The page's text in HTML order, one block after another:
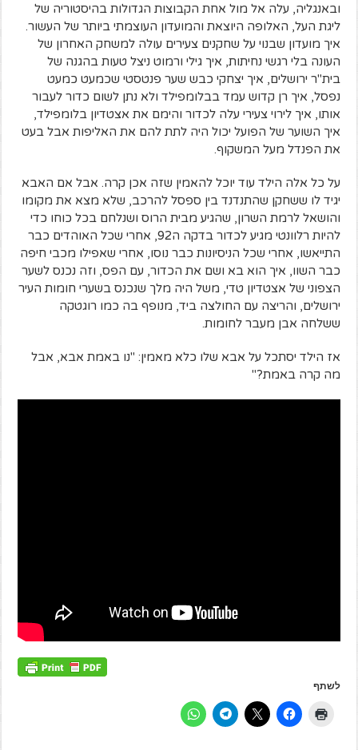
ובאנגליה, עלה אל מול אחת הקבוצות הגדולות בהיסטוריה של
ליגת העל, האלופה היוצאת והמועדון העוצמתי ביותר של העשור.
איך מועדון שבנוי על שחקנים צעירים עולה למשחק האחרון של
העונה בלי רגשי נחיתות, איך גילי ורמוט ניצל טעות בהגנה של
בית"ר ירושלים, איך יצחקי כבש שער פנטסטי שכמעט כמעט
נפסל, איך רן קדוש עמד בבלומפילד ולא נתן לשום כדור לעבור
אותו, איך לירוי צעירי עלה לכדור והימם את אצטדיון בלומפילד,
איך השוער של הפועל יכול היה לתת להם את האליפות אבל בעט
את הפנדל מעל המשקוף.
על כל אלה הילד עוד יוכל להאמין שזה אכן קרה. אבל אם האבא
יגיד לו ששחקן שהתנדנד בין ספסל להרכב, שלא מצא את מקומו
והושאל לרמת השרון, שהגיע מבית הרוס ושנלחם בכל כוחו כדי
להיות רלוונטי מגיע לכדור בדקה ה92, אחרי שכל האוהדים כבר
התייאשו, אחרי שכל הניסיונות כבר נוסו, אחרי שאפילו מכבי חיפה
כבר השוו, איך הוא בא ושם את הכדור, עם הפס, וזה נכנס לשער
הצפוני של אצטדיון טדי, משל היה מלך שנכנס בשערי חומות העיר
ירושלים, והריצה עם החולצה ביד, מנופף בה כמו רוגטקה
ששלחה אבן מעבר לחומות.
אז הילד יסתכל על אבא שלו כלא מאמין: "נו באמת אבא, אבל
מה קרה באמת?"
לשתף